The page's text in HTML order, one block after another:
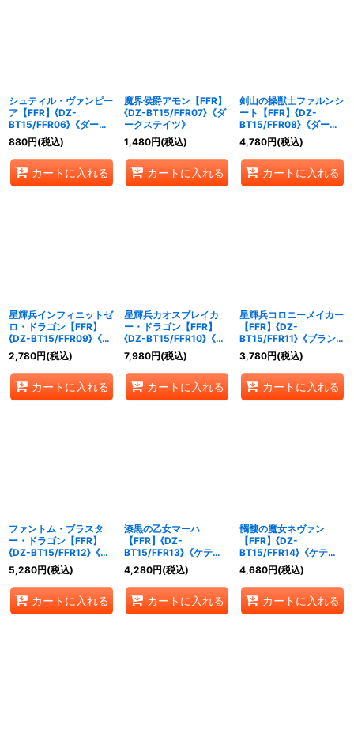
シュティル・ヴァンピー
ア【FFR】{DZ-
BT15/FFR06}《ダーク
ステイツ》
880円(税込)
カートに入れる
魔界侯爵アモン【FFR】
{DZ-BT15/FFR07}《ダ
ークステイツ》
1,480円(税込)
カートに入れる
剣山の操獣士ファルンシ
ート【FFR】{DZ-
BT15/FFR08}《ダーク
ステイツ》
4,780円(税込)
カートに入れる
星輝兵インフィニットゼ
ロ・ドラゴン【FFR】
{DZ-BT15/FFR09}《ブ
ラントゲート》
2,780円(税込)
カートに入れる
星輝兵カオスブレイカ
ー・ドラゴン【FFR】
{DZ-BT15/FFR10}《ブ
ラントゲート》
7,980円(税込)
カートに入れる
星輝兵コロニーメイカー
【FFR】{DZ-
BT15/FFR11}《ブラント
ゲート》
3,780円(税込)
カートに入れる
ファントム・ブラスタ
ー・ドラゴン【FFR】
{DZ-BT15/FFR12}《ケ
テルサンクチュアリ》
5,280円(税込)
カートに入れる
漆黒の乙女マーハ
【FFR】{DZ-
BT15/FFR13}《ケテル
サンクチュアリ》
4,280円(税込)
カートに入れる
髑髏の魔女ネヴァン
【FFR】{DZ-
BT15/FFR14}《ケテル
サンクチュアリ》
4,680円(税込)
カートに入れる